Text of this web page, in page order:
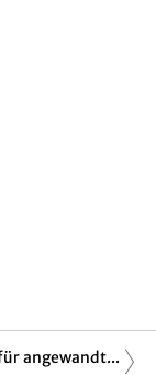
angewandt...